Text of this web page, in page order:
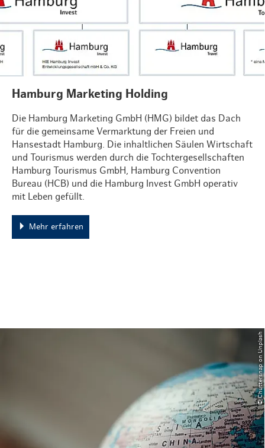
Hamburg Marketing Holding
Die Hamburg Marketing GmbH (HMG) bildet das Dach
für die gemeinsame Vermarktung der Freien und
Hansestadt Hamburg. Die inhaltlichen Säulen Wirtschaft
und Tourismus werden durch die Tochtergesellschaften
Hamburg Tourismus GmbH, Hamburg Convention
Bureau (HCB) und die Hamburg Invest GmbH operativ
mit Leben gefüllt.
Mehr erfahren
© Chuttersnap on Unplash